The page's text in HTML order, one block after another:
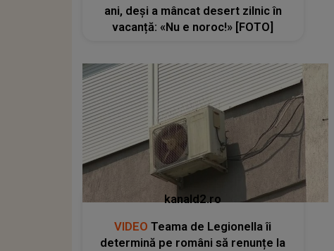
ani, deși a mâncat desert zilnic în
vacanță: «Nu e noroc!» [FOTO]
kanald2.ro
VIDEO Teama de Legionella îi
determină pe români să renunțe la